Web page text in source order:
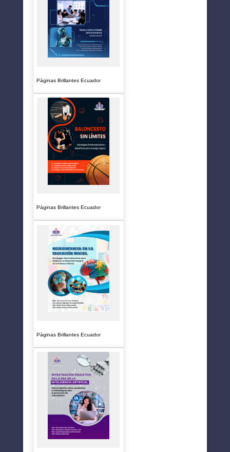
Páginas Brillantes Ecuador
Páginas Brillantes Ecuador
Páginas Brillantes Ecuador